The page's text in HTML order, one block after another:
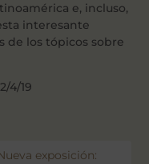
e, incluso,
interesante
de los tópicos sobre
4/19
exposición: